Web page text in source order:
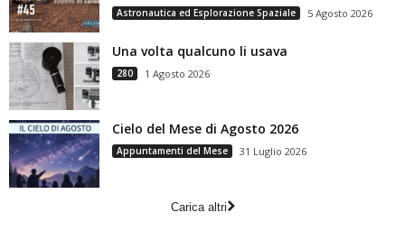
Astronautica ed Esplorazione Spaziale 5 Agosto 2026
Una volta qualcuno li usava
280 1 Agosto 2026
Cielo del Mese di Agosto 2026
Appuntamenti del Mese 31 Luglio 2026
Carica altri